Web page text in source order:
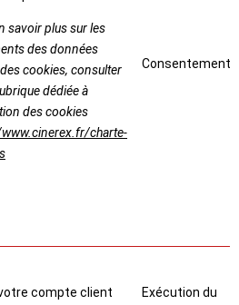
savoir plus sur les
des données
cookies, consulter
dédiée à
des cookies
charte-
Consentement
compte client
Exécution du